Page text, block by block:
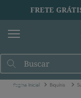
FRETE
Buscar
Biquínis